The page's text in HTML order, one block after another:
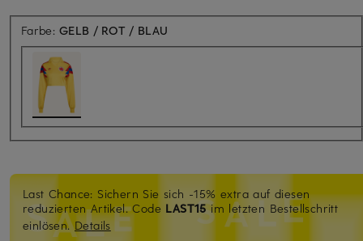
Farbe:GELB / ROT / BLAU
Last Chance: Sichern Sie sich -15% extra auf diesen
reduzierten Artikel. Code LAST15im letzten Bestellschritt
einlösen.Details